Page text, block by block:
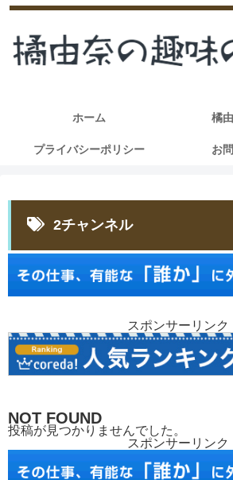
ホーム 橘
プライバシーポリシー お
2チャンネル
スポンサーリンク
NOT FOUND
投稿が見つかりませんでした。
スポンサーリンク